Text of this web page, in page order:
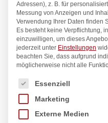
Adressen), z. B. für
Messung von Anzeigen und
Verwendung Ihrer Daten finden
Es besteht keine Verpflichtung,
einzuwilligen, um dieses
jederzeit unter Einstellungen
beachten Sie, dass aufgrund
möglicherweise nicht alle
Es folgt eine Liste der
Essenziell
Marketing
Externe Medien